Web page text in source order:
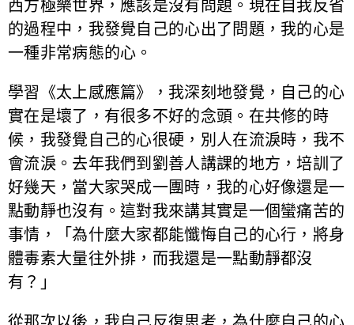
西方極樂世界，應該是沒有問題。現在自我反省
的過程中，我發覺自己的心出了問題，我的心是
一種非常病態的心。
學習《太上感應篇》，我深刻地發覺，自己的心
實在是壞了，有很多不好的念頭。在共修的時
候，我發覺自己的心很硬，別人在流淚時，我不
會流淚。去年我們到劉善人講課的地方，培訓了
好幾天，當大家哭成一團時，我的心好像還是一
點動靜也沒有。這對我來講其實是一個蠻痛苦的
事情，「為什麼大家都能懺悔自己的心行，將身
體毒素大量往外排，而我還是一點動靜都沒
有？」